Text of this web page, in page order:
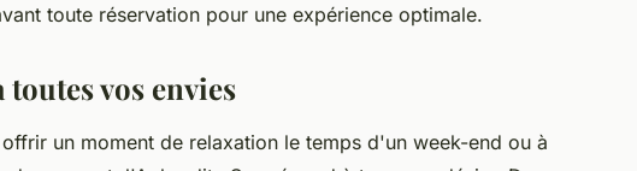
toute réservation pour une expérience optimale.
toutes vos envies
un moment de relaxation le temps d'un week-end ou à